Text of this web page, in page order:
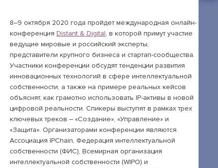
IPQuorum.Музыка
Пользовательское соглашение
Сведения об образовательной организации
Договор-оферта
Согласие на обработку персональных
данных для регистрации на сайте
Согласие на обработку персональных
данных (Cookie)
8–9 октября 2020 года пройдет международная онлайн-
конференция Distant & Digital, в которой примут участие
ведущие мировые и российский эксперты,
представители крупного бизнеса и стартап-сообщества.
Участники конференции обсудят тенденции развития
инновационных технологий в сфере интеллектуальной
собственности, а также на примере реальных кейсов
объяснят, как грамотно использовать IP-активы в новой
цифровой реальности. Спикеры выступят в рамках трех
ключевых треков – «Создание», «Управление» и
«Защита». Организаторами конференции являются
Ассоциация IPChain, Федерация интеллектуальной
собственности (ФИС), Всемирная организация
интеллектуальной собственности (WIPO) и